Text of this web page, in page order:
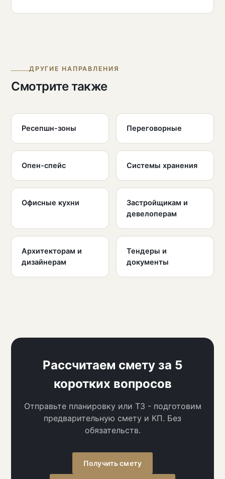
ДРУГИЕ НАПРАВЛЕНИЯ
Смотрите также
Ресепшн-зоны Переговорные
Опен-спейс Системы хранения
Офисные кухни
Застройщикам и
девелоперам
Архитекторам и
дизайнерам
Тендеры и
документы
Рассчитаем смету за 5
коротких вопросов
Отправьте планировку или ТЗ - подготовим
предварительную смету и КП. Без
обязательств.
Получить смету